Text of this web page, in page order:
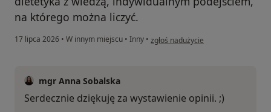
na którego można liczyć.
17 lipca 2026 • W innym miejscu • Inny • w opinii użytkownika Marlena
zgłoś nadużycie
mgr Anna Sobalska
Serdecznie dziękuję za wystawienie opinii. ;)